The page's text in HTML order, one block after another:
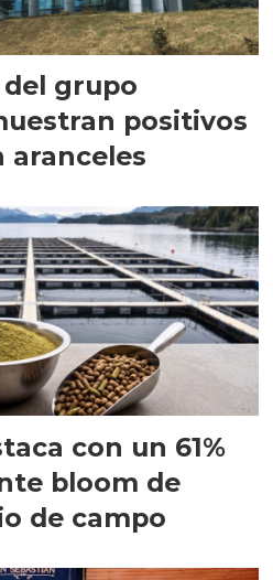
grupo
positivos
aranceles
con un 61%
bloom de
de campo